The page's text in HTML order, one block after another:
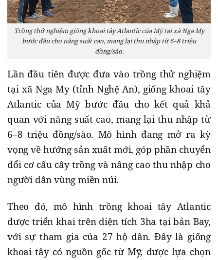
Trồng thử nghiệm giống khoai tây Atlantic của Mỹ tại xã Nga My
bước đầu cho năng suất cao, mang lại thu nhập từ 6–8 triệu
đồng/sào.
Lần đầu tiên được đưa vào trồng thử nghiệm
tại xã Nga My (tỉnh Nghệ An), giống khoai tây
Atlantic của Mỹ bước đầu cho kết quả khả
quan với năng suất cao, mang lại thu nhập từ
6–8 triệu đồng/sào. Mô hình đang mở ra kỳ
vọng về hướng sản xuất mới, góp phần chuyển
đổi cơ cấu cây trồng và nâng cao thu nhập cho
người dân vùng miền núi.
Theo đó, mô hình trồng khoai tây Atlantic
được triển khai trên diện tích 3ha tại bản Bay,
với sự tham gia của 27 hộ dân. Đây là giống
khoai tây có nguồn gốc từ Mỹ, được lựa chọn